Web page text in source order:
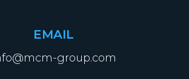
EMAIL
group.com